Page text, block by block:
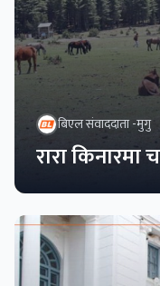
बिएल संवाददाता -मुगु
रारा